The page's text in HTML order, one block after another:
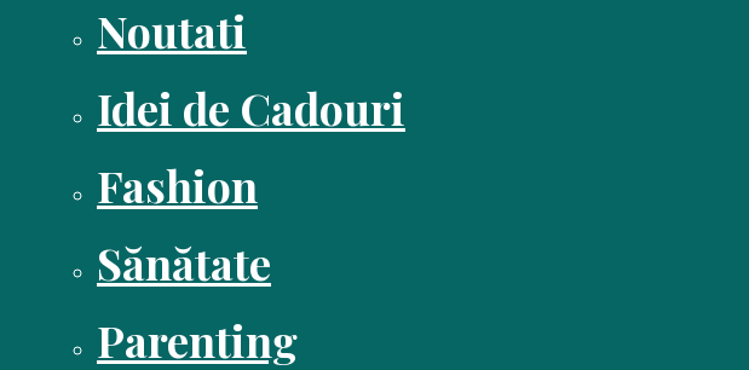
Noutati
Idei de Cadouri
Fashion
Sănătate
Parenting